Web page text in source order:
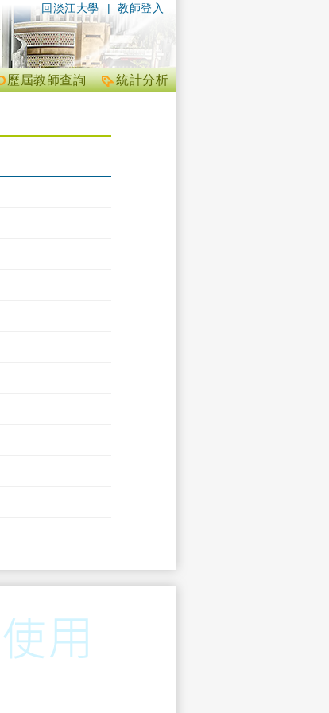
| 教師登入
回淡江大學
統計分析
歷屆教師查詢